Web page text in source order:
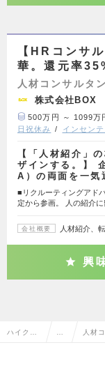
【HRコンサ
華。還元率
人材コンサルタ
株式会社BOX
500万円 ～ 1099万
日祝休み
インセン
【「人材紹介」
ザインする。】
A）の両面を一
■リクルーティングアド
定から参画。 人の紹介
会社概要 人材紹介、
興
ハイクラ 人材